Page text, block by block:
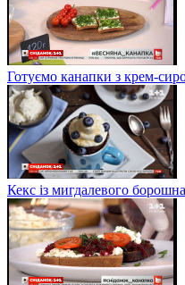
Готуємо канапки з крем-
Кекс із мигдалевого